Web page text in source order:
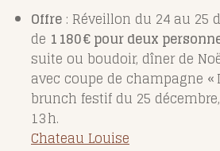
Offre : Réveillon du 24 au 25
de 1 180 € pour deux
suite ou boudoir, dîner de
avec coupe de champagne «
brunch festif du 25
13 h.
Chateau Louise